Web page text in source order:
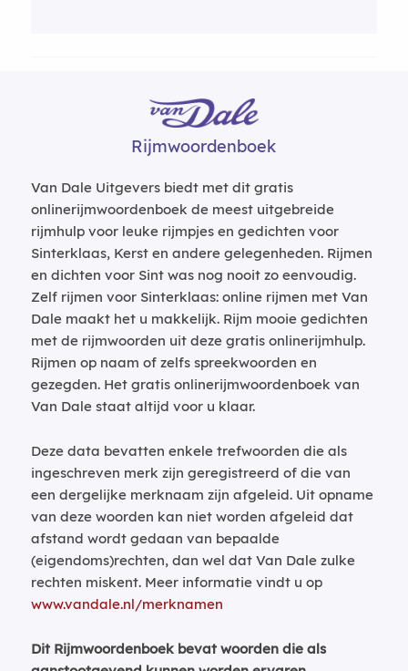
Rijmwoordenboek
Van Dale Uitgevers biedt met dit gratis
onlinerijmwoordenboek de meest uitgebreide
rijmhulp voor leuke rijmpjes en gedichten voor
Sinterklaas, Kerst en andere gelegenheden. Rijmen
en dichten voor Sint was nog nooit zo eenvoudig.
Zelf rijmen voor Sinterklaas: online rijmen met Van
Dale maakt het u makkelijk. Rijm mooie gedichten
met de rijmwoorden uit deze gratis onlinerijmhulp.
Rijmen op naam of zelfs spreekwoorden en
gezegden. Het gratis onlinerijmwoordenboek van
Van Dale staat altijd voor u klaar.
Deze data bevatten enkele trefwoorden die als
ingeschreven merk zijn geregistreerd of die van
een dergelijke merknaam zijn afgeleid. Uit opname
van deze woorden kan niet worden afgeleid dat
afstand wordt gedaan van bepaalde
(eigendoms)rechten, dan wel dat Van Dale zulke
rechten miskent. Meer informatie vindt u op
www.vandale.nl/merknamen
Dit Rijmwoordenboek bevat woorden die als